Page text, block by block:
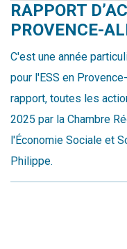
RAPPORT
PROVENCE-
C'est une année
pour l'ESS en
rapport, toutes les
2025 par la Chambre
l'Économie Sociale et
Philippe.